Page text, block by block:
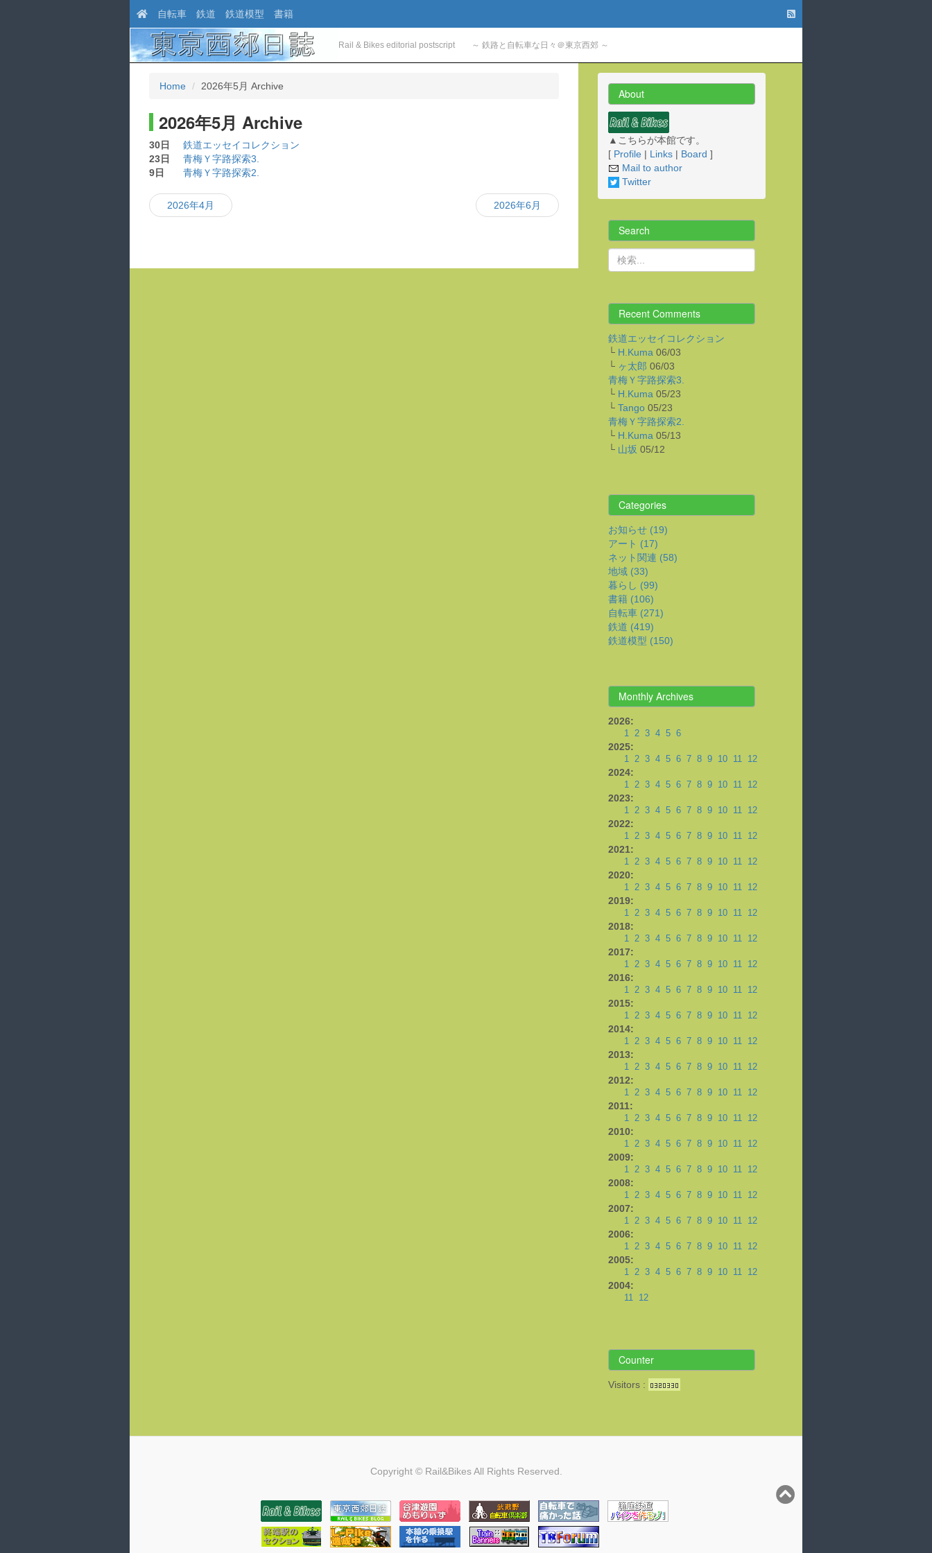
自転車 鉄道 鉄道模型 書籍
Rail & Bikes editorial postscript ～ 鉄路と自転車な日々＠東京西郊 ～
Home 2026年5月 Archive
2026年5月 Archive
30日
鉄道エッセイコレクション
23日
青梅Ｙ字路探索3.
9日
青梅Ｙ字路探索2.
2026年4月 2026年6月
About
▲こちらが本館です。
[ Profile| Links| Board ]
Mail to author
Twitter
Search
Recent Comments
鉄道エッセイコレクション
└ H.Kuma 06/03
└ ヶ太郎 06/03
青梅Ｙ字路探索3.
└ H.Kuma 05/23
└ Tango05/23
青梅Ｙ字路探索2.
└ H.Kuma 05/13
└ 山坂 05/12
Categories
お知らせ (19)
アート (17)
ネット関連 (58)
地域 (33)
暮らし (99)
書籍 (106)
自転車 (271)
鉄道 (419)
鉄道模型 (150)
Monthly Archives
2026:
1 2 3 4 5 6
2025:
1 2 3 4 5 6 7 8 9 10 11 12
2024:
1 2 3 4 5 6 7 8 9 10 11 12
2023:
1 2 3 4 5 6 7 8 9 10 11 12
2022:
1 2 3 4 5 6 7 8 9 10 11 12
2021:
1 2 3 4 5 6 7 8 9 10 11 12
2020:
1 2 3 4 5 6 7 8 9 10 11 12
2019:
1 2 3 4 5 6 7 8 9 10 11 12
2018:
1 2 3 4 5 6 7 8 9 10 11 12
2017:
1 2 3 4 5 6 7 8 9 10 11 12
2016:
1 2 3 4 5 6 7 8 9 10 11 12
2015:
1 2 3 4 5 6 7 8 9 10 11 12
2014:
1 2 3 4 5 6 7 8 9 10 11 12
2013:
1 2 3 4 5 6 7 8 9 10 11 12
2012:
1 2 3 4 5 6 7 8 9 10 11 12
2011:
1 2 3 4 5 6 7 8 9 10 11 12
2010:
1 2 3 4 5 6 7 8 9 10 11 12
2009:
1 2 3 4 5 6 7 8 9 10 11 12
2008:
1 2 3 4 5 6 7 8 9 10 11 12
2007:
1 2 3 4 5 6 7 8 9 10 11 12
2006:
1 2 3 4 5 6 7 8 9 10 11 12
2005:
1 2 3 4 5 6 7 8 9 10 11 12
2004:
11 12
Counter
Visitors :
Copyright © Rail&Bikes All Rights Reserved.